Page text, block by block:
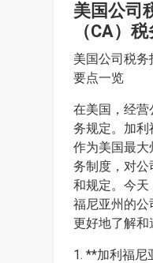
美国公司
（CA）
美国公司税务
要点一览
在美国，经
务规定。加利
作为美国最
务制度，对
和规定。今天
福尼亚州的公
更好地了解和
1. **加利福尼